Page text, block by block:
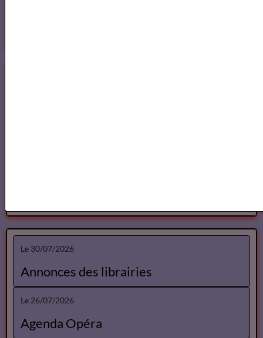
Le 30/07/2026
Annonces des librairies
Le 26/07/2026
Agenda Opéra